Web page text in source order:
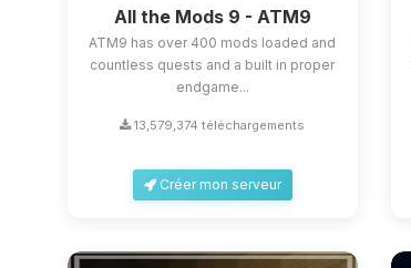
All the Mods 9 - ATM9
ATM9 has over 400 mods loaded and
countless quests and a built in proper
endgame...
13,579,374 téléchargements
Créer mon serveur